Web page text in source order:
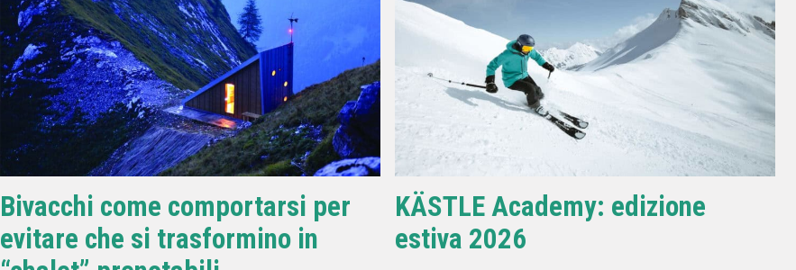
Bivacchi come comportarsi per
evitare che si trasformino in
KÄSTLE Academy: edizione
estiva 2026